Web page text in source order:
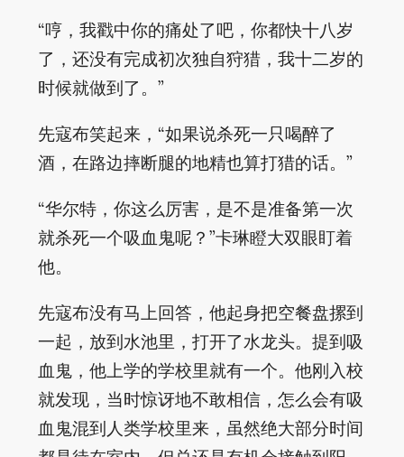
“哼，我戳中你的痛处了吧，你都快十八岁
了，还没有完成初次独自狩猎，我十二岁的
时候就做到了。”
先寇布笑起来，“如果说杀死一只喝醉了
酒，在路边摔断腿的地精也算打猎的话。”
“华尔特，你这么厉害，是不是准备第一次
就杀死一个吸血鬼呢？”卡琳瞪大双眼盯着
他。
先寇布没有马上回答，他起身把空餐盘摞到
一起，放到水池里，打开了水龙头。提到吸
血鬼，他上学的学校里就有一个。他刚入校
就发现，当时惊讶地不敢相信，怎么会有吸
血鬼混到人类学校里来，虽然绝大部分时间